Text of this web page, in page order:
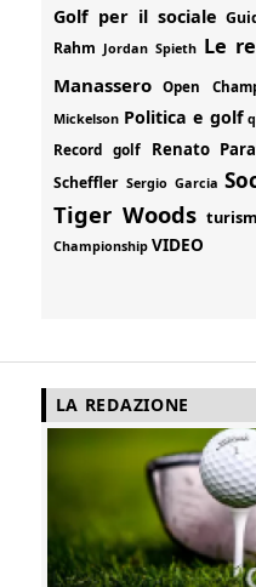
Golf per il sociale
Rahm Jordan Spieth Le
Manassero
Open
Mickelson Politica e golf
Record golf Renato
Scheffler Sergio Garcia
Tiger Woods
Championship VIDEO
LA REDAZIONE